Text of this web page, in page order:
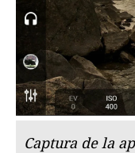
Captura de la